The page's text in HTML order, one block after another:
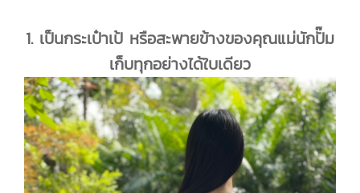
1. เป็นกระเป๋าเป้ หรือสะพายข้างของคุณแม่นักปั๊ม
เก็บทุกอย่างได้ใบเดียว